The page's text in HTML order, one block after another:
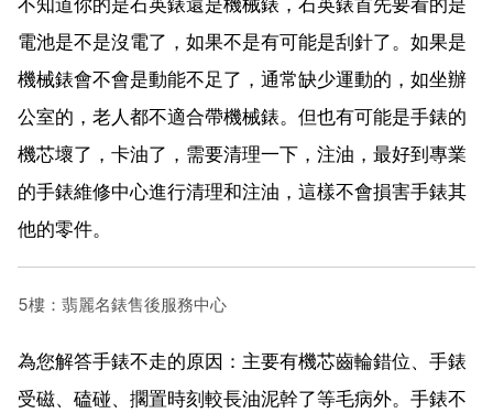
電池是不是沒電了，如果不是有可能是刮針了。如果是
機械錶會不會是動能不足了，通常缺少運動的，如坐辦
公室的，老人都不適合帶機械錶。但也有可能是手錶的
機芯壞了，卡油了，需要清理一下，注油，最好到專業
的手錶維修中心進行清理和注油，這樣不會損害手錶其
他的零件。
5樓：翡麗名錶售後服務中心
為您解答手錶不走的原因：主要有機芯齒輪錯位、手錶
受磁、磕碰、擱置時刻較長油泥幹了等毛病外。手錶不